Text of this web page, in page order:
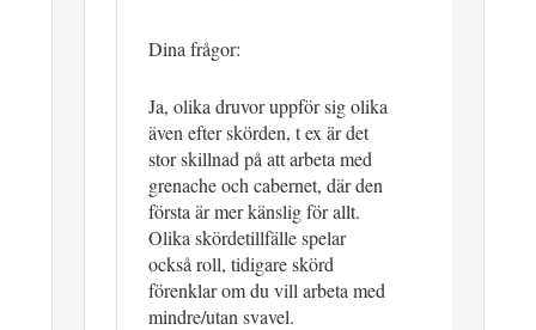
Dina frågor:
Ja, olika druvor uppför sig olika
även efter skörden, t ex är det
stor skillnad på att arbeta med
grenache och cabernet, där den
första är mer känslig för allt.
Olika skördetillfälle spelar
också roll, tidigare skörd
förenklar om du vill arbeta med
mindre/utan svavel.